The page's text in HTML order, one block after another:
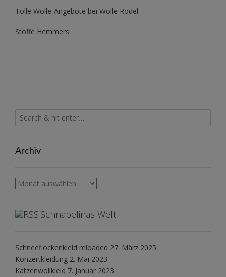
Tolle Wolle-Angebote bei Wolle Rödel
Stoffe Hemmers
Archiv
Archiv
Schnabelinas Welt
Schneeflockenkleid reloaded 27. März 2025
Konzertkleidung 2. Mai 2023
Katzenwollkleid 7. Januar 2023